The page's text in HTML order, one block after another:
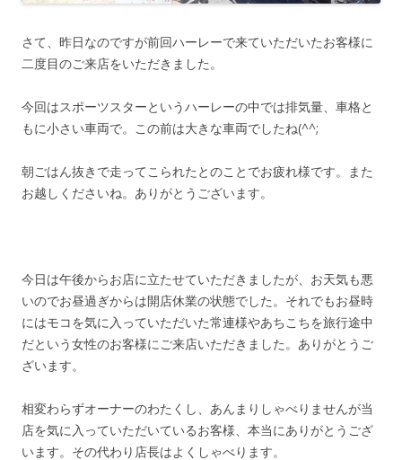
さて、昨日なのですが前回ハーレーで来ていただいたお客様に
二度目のご来店をいただきました。
今回はスポーツスターというハーレーの中では排気量、車格と
もに小さい車両で。この前は大きな車両でしたね(^^;
朝ごはん抜きで走ってこられたとのことでお疲れ様です。また
お越しくださいね。ありがとうございます。
今日は午後からお店に立たせていただきましたが、お天気も悪
いのでお昼過ぎからは開店休業の状態でした。それでもお昼時
にはモコを気に入っていただいた常連様やあちこちを旅行途中
だという女性のお客様にご来店いただきました。ありがとうご
ざいます。
相変わらずオーナーのわたくし、あんまりしゃべりませんが当
店を気に入っていただいているお客様、本当にありがとうござ
います。その代わり店長はよくしゃべります。